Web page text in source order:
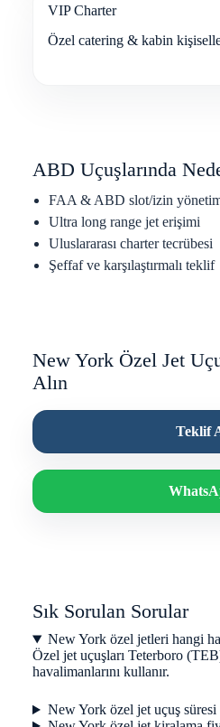
VIP Charter
Özel catering & kabin
ABD Uçuşlarında
FAA & ABD slot/izin
Ultra long range jet erişimi
Uluslararası charter tecrübesi
Şeffaf ve karşılaştırmalı teklif
New York Özel Jet
Alın
Teklif
Sık Sorulan Sorular
New York özel jetleri hangi
Özel jet uçuşları Teterboro
havalimanlarını kullanır.
New York özel jet uçuş süresi